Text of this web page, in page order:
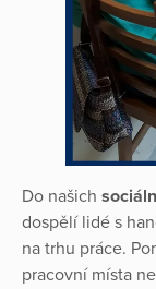
Do našich
dospělí lidé s
na trhu práce.
pracovní místa